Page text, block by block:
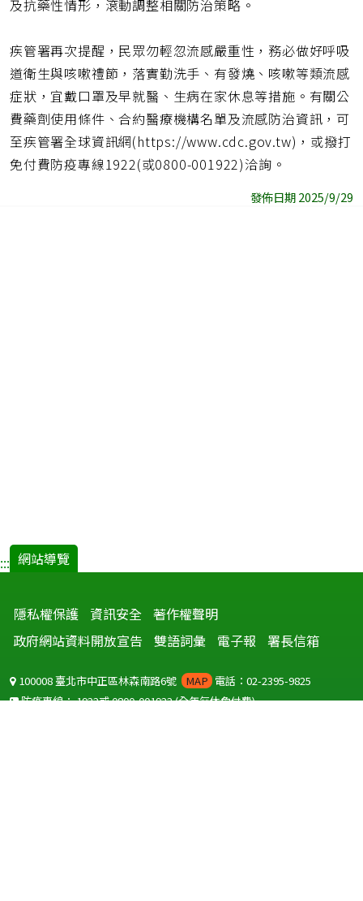
及抗藥性情形，滾動調整相關防治策略。
疾管署再次提醒，民眾勿輕忽流感嚴重性，務必做好呼吸
道衛生與咳嗽禮節，落實勤洗手、有發燒、咳嗽等類流感
症狀，宜戴口罩及早就醫、生病在家休息等措施。有關公
費藥劑使用條件、合約醫療機構名單及流感防治資訊，可
至疾管署全球資訊網(https://www.cdc.gov.tw)，或撥打
免付費防疫專線1922(或0800-001922)洽詢。
發佈日期 2025/9/29
::: 網站導覽
隱私權保護 資訊安全 著作權聲明
政府網站資料開放宣告
雙語詞彙 電子報 署長信箱
100008 臺北市中正區林森南路6號 MAP 電話：02-2395-9825
防疫專線：1922或0800-001922(全年無休免付費)